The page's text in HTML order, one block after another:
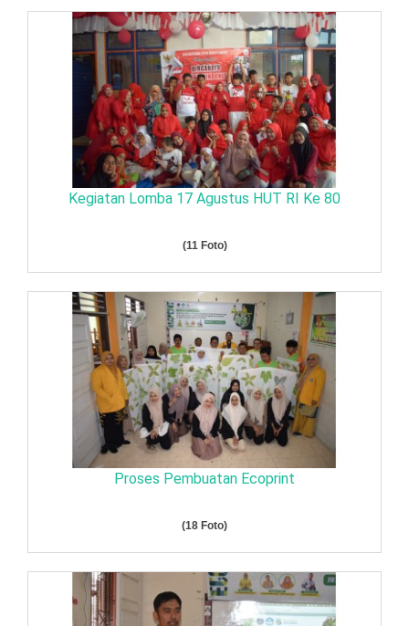
Kegiatan Lomba 17 Agustus HUT RI Ke 80
(11 Foto)
Proses Pembuatan Ecoprint
(18 Foto)